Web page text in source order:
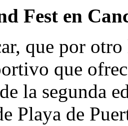
Fest en
que por
que
la segunda
Playa de